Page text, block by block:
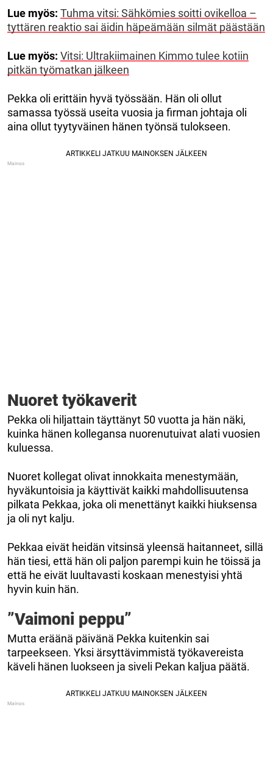
Lue myös: Tuhma vitsi: Sähkömies soitti ovikelloa –
tyttären reaktio sai äidin häpeämään silmät päästään
Lue myös: Vitsi: Ultrakiimainen Kimmo tulee kotiin
pitkän työmatkan jälkeen
Pekka oli erittäin hyvä työssään. Hän oli ollut
samassa työssä useita vuosia ja firman johtaja oli
aina ollut tyytyväinen hänen työnsä tulokseen.
Nuoret työkaverit
Pekka oli hiljattain täyttänyt 50 vuotta ja hän näki,
kuinka hänen kollegansa nuorenutuivat alati vuosien
kuluessa.
Nuoret kollegat olivat innokkaita menestymään,
hyväkuntoisia ja käyttivät kaikki mahdollisuutensa
pilkata Pekkaa, joka oli menettänyt kaikki hiuksensa
ja oli nyt kalju.
Pekkaa eivät heidän vitsinsä yleensä haitanneet, sillä
hän tiesi, että hän oli paljon parempi kuin he töissä ja
että he eivät luultavasti koskaan menestyisi yhtä
hyvin kuin hän.
”Vaimoni peppu”
Mutta eräänä päivänä Pekka kuitenkin sai
tarpeekseen. Yksi ärsyttävimmistä työkavereista
käveli hänen luokseen ja siveli Pekan kaljua päätä.